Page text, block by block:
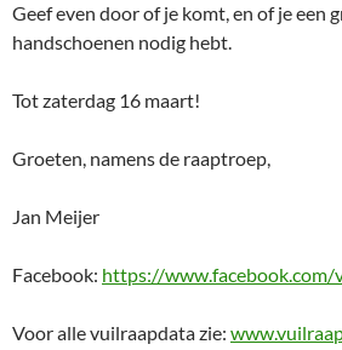
Geef even door of je komt, en of je een
handschoenen nodig hebt.
Tot zaterdag 16 maart!
Groeten, namens de raaptroep,
Jan Meijer
Facebook: https://
Voor alle vuilraapdata zie: